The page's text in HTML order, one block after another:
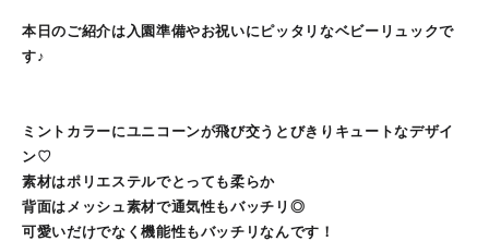
本日のご紹介は入園準備やお祝いにピッタリなベビーリュックで
す♪
ミントカラーにユニコーンが飛び交うとびきりキュートなデザイ
ン♡
素材はポリエステルでとっても柔らか
背面はメッシュ素材で通気性もバッチリ◎
可愛いだけでなく機能性もバッチリなんです！